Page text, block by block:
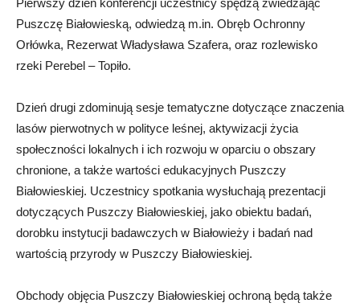
Pierwszy dzień konferencji uczestnicy spędzą zwiedzając
Puszczę Białowieską, odwiedzą m.in. Obręb Ochronny
Orłówka, Rezerwat Władysława Szafera, oraz rozlewisko
rzeki Perebel – Topiło.
Dzień drugi zdominują sesje tematyczne dotyczące znaczenia
lasów pierwotnych w polityce leśnej, aktywizacji życia
społeczności lokalnych i ich rozwoju w oparciu o obszary
chronione, a także wartości edukacyjnych Puszczy
Białowieskiej. Uczestnicy spotkania wysłuchają prezentacji
dotyczących Puszczy Białowieskiej, jako obiektu badań,
dorobku instytucji badawczych w Białowieży i badań nad
wartością przyrody w Puszczy Białowieskiej.
Obchody objęcia Puszczy Białowieskiej ochroną będą także